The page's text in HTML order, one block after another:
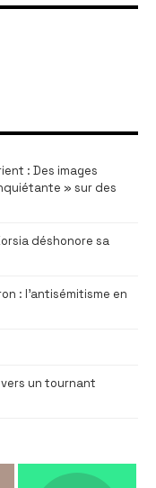
: Des images
» sur des
déshonore sa
: l’antisémitisme en
un tournant